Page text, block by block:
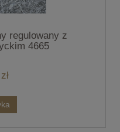
regulowany z
4665